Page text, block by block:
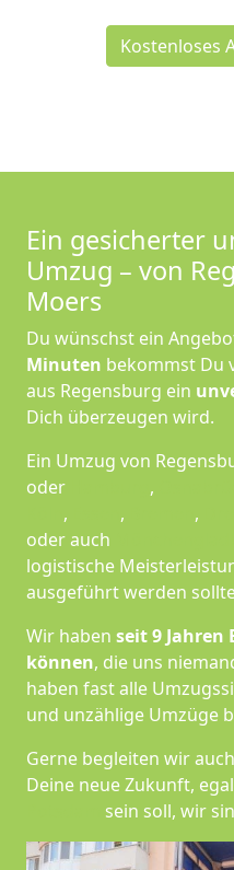
Kostenloses
Ein gesicherter
Umzug – von
Moers
Du wünschst ein
Minuten bekommst Du
aus Regensburg ein
Dich überzeugen wird.
Ein Umzug von
oder
,
, , ,
oder auch
logistische
ausgeführt werden
Wir haben seit9 Jahren
können, die uns
haben fast alle
und unzählige Umzüge
Gerne begleiten wir
Deine neue Zukunft,
sein soll, wir